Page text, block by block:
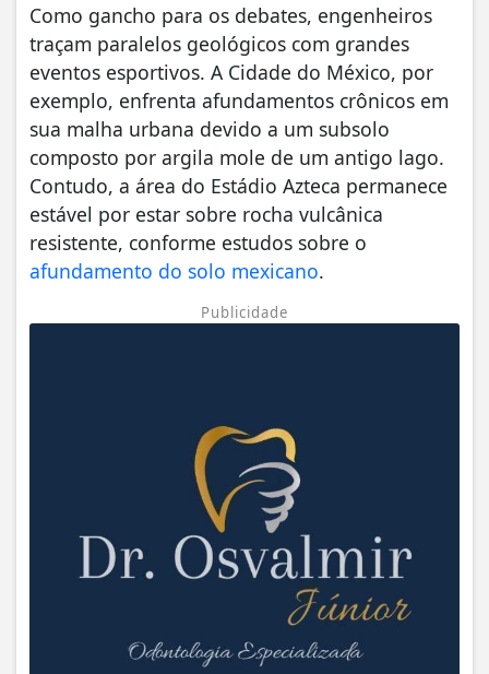
Como gancho para os debates, engenheiros
traçam paralelos geológicos com grandes
eventos esportivos. A Cidade do México, por
exemplo, enfrenta afundamentos crônicos em
sua malha urbana devido a um subsolo
composto por argila mole de um antigo lago.
Contudo, a área do Estádio Azteca permanece
estável por estar sobre rocha vulcânica
resistente, conforme estudos sobre o
afundamento do solo mexicano.
Publicidade